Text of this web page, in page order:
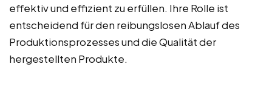
effektiv und effizient zu erfüllen. Ihre Rolle ist
entscheidend für den reibungslosen Ablauf des
Produktionsprozesses und die Qualität der
hergestellten Produkte.